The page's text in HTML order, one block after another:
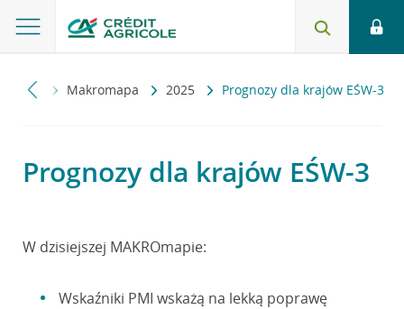
Makromapa 2025 Prognozy dla krajów EŚW-3
Prognozy dla krajów EŚW-3
W dzisiejszej MAKROmapie:
Wskaźniki PMI wskażą na lekką poprawę